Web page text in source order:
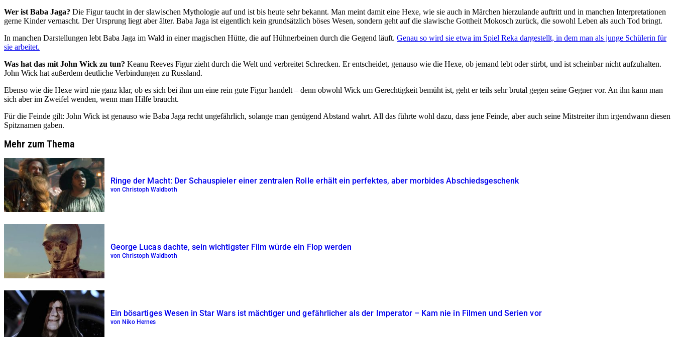
Wer ist Baba Jaga? Die Figur taucht in der slawischen Mythologie auf und ist bis heute sehr bekannt. Man meint damit eine Hexe, wie sie auch in Märchen hierzulande auftritt und in manchen Interpretationen
gerne Kinder vernascht. Der Ursprung liegt aber älter. Baba Jaga ist eigentlich kein grundsätzlich böses Wesen, sondern geht auf die slawische Gottheit Mokosch zurück, die sowohl Leben als auch Tod bringt.
In manchen Darstellungen lebt Baba Jaga im Wald in einer magischen Hütte, die auf Hühnerbeinen durch die Gegend läuft. Genau so wird sie etwa im Spiel Reka dargestellt, in dem man als junge Schülerin für
sie arbeitet.
Was hat das mit John Wick zu tun? Keanu Reeves Figur zieht durch die Welt und verbreitet Schrecken. Er entscheidet, genauso wie die Hexe, ob jemand lebt oder stirbt, und ist scheinbar nicht aufzuhalten.
John Wick hat außerdem deutliche Verbindungen zu Russland.
Ebenso wie die Hexe wird nie ganz klar, ob es sich bei ihm um eine rein gute Figur handelt – denn obwohl Wick um Gerechtigkeit bemüht ist, geht er teils sehr brutal gegen seine Gegner vor. An ihn kann man
sich aber im Zweifel wenden, wenn man Hilfe braucht.
Für die Feinde gilt: John Wick ist genauso wie Baba Jaga recht ungefährlich, solange man genügend Abstand wahrt. All das führte wohl dazu, dass jene Feinde, aber auch seine Mitstreiter ihm irgendwann diesen
Spitznamen gaben.
Mehr zum Thema
Ringe der Macht: Der Schauspieler einer zentralen Rolle erhält ein perfektes, aber morbides Abschiedsgeschenk
von Christoph Waldboth
George Lucas dachte, sein wichtigster Film würde ein Flop werden
von Christoph Waldboth
Ein bösartiges Wesen in Star Wars ist mächtiger und gefährlicher als der Imperator – Kam nie in Filmen und Serien vor
von Niko Hernes